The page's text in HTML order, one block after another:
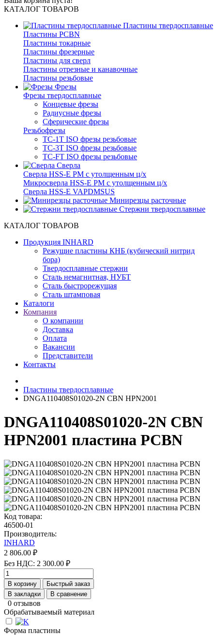
КАТАЛОГ ТОВАРОВ
Пластины твердосплавные
Пластины PCBN
Пластины токарные
Пластины фрезерные
Пластины для сверл
Пластины отрезные и канавочные
Пластины резьбовые
Фрезы
Фрезы твердосплавные
Концевые фрезы
Радиусные фрезы
Сферические фрезы
Резьбофрезы
TC-1T ISO фрезы резьбовые
TC-3T ISO фрезы резьбовые
TC-FT ISO фрезы резьбовые
Сверла
Cверла HSS-E PM c утолщенным ц/х
Микросверла HSS-E PM c утолщенным ц/х
Сверла HSS-E VAPDMSUS
Минирезцы расточные
Cтержни твердосплавные
КАТАЛОГ ТОВАРОВ
Продукция INHARD
Режущие пластины КНБ (кубический нитрид
бора)
Твердосплавные стержни
Сталь немагнитная, НУБТ
Сталь быстрорежущая
Сталь штамповая
Каталоги
Компания
О компании
Доставка
Оплата
Вакансии
Представители
Контакты
Пластины твердосплавные
DNGA110408S01020-2N CBN HPN2001
DNGA110408S01020-2N CBN
HPN2001 пластина PCBN
Код товара:
46500-01
Производитель:
INHARD
2 806.00 ₽
Без НДС: 2 300.00 ₽
В корзину
Быстрый заказ
В закладки
В сравнение
0 отзывов
Обрабатываемый материал
Форма пластины